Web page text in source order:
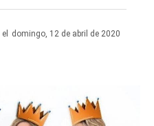
el domingo, 12 de abril de 2020